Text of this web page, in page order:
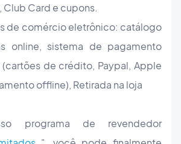
Club Card e cupons.
de comércio eletrônico: catálogo
online, sistema de pagamento
de crédito, Paypal, Apple
offline), Retirada na loja
programa de revendedor